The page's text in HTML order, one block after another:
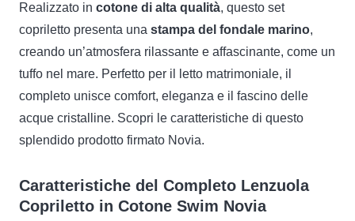
Realizzato in cotone di alta qualità, questo set
copriletto presenta una stampa del fondale marino,
creando un’atmosfera rilassante e affascinante, come un
tuffo nel mare. Perfetto per il letto matrimoniale, il
completo unisce comfort, eleganza e il fascino delle
acque cristalline. Scopri le caratteristiche di questo
splendido prodotto firmato Novia.
Caratteristiche del Completo Lenzuola
Copriletto in Cotone Swim Novia